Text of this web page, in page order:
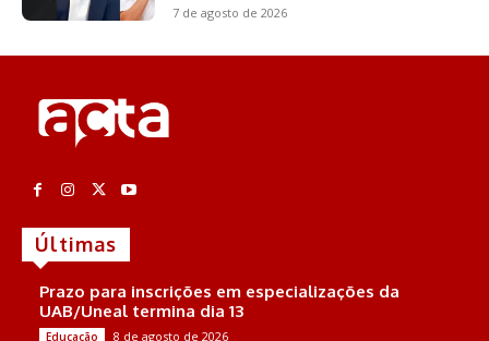
7 de agosto de 2026
Últimas
Prazo para inscrições em especializações da
UAB/Uneal termina dia 13
Educação 8 de agosto de 2026